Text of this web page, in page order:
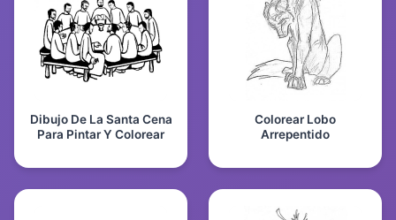
Dibujo De La Santa Cena
Para Pintar Y Colorear
Colorear Lobo
Arrepentido